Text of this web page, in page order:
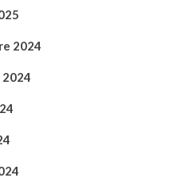
2024